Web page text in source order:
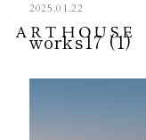
2025.01.22
works17 (1)